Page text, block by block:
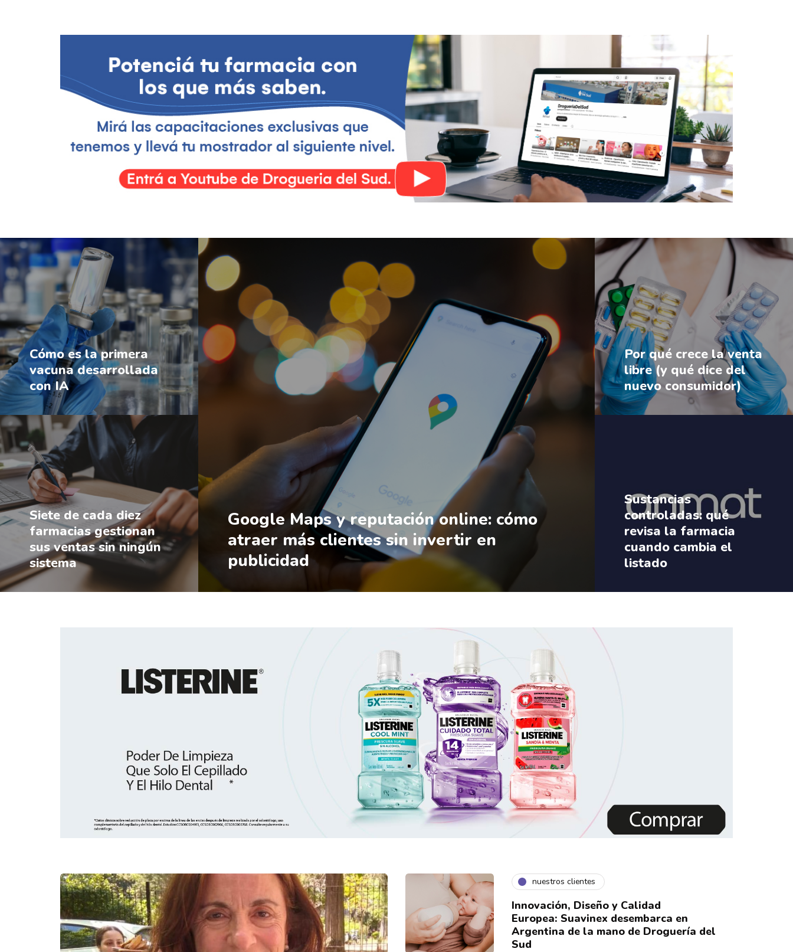
Cómo es la primera
vacuna desarrollada
con IA
Siete de cada diez
farmacias gestionan
sus ventas sin ningún
sistema
Google Maps y reputación online: cómo
atraer más clientes sin invertir en
publicidad
Por qué crece la venta
libre (y qué dice del
nuevo consumidor)
Sustancias
controladas: qué
revisa la farmacia
cuando cambia el
listado
nuestros clientes
Innovación, Diseño y Calidad
Europea: Suavinex desembarca en
Argentina de la mano de Droguería del
Sud